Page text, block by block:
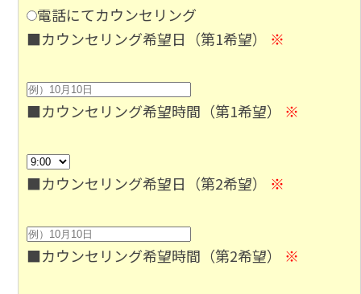
電話にてカウンセリング
■カウンセリング希望日（第1希望） ※
■カウンセリング希望時間（第1希望） ※
■カウンセリング希望日（第2希望） ※
■カウンセリング希望時間（第2希望） ※